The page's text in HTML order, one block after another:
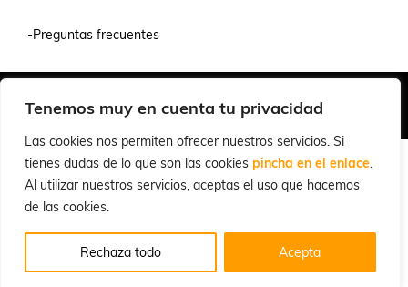
Tenemos muy en cuenta tu privacidad
Las cookies nos permiten ofrecer nuestros servicios. Si
tienes dudas de lo que son las cookies pincha en el enlace.
Al utilizar nuestros servicios, aceptas el uso que hacemos
de las cookies.
Rechaza todo Acepta
-Preguntas frecuentes
© 2026 Cuchillalia.com